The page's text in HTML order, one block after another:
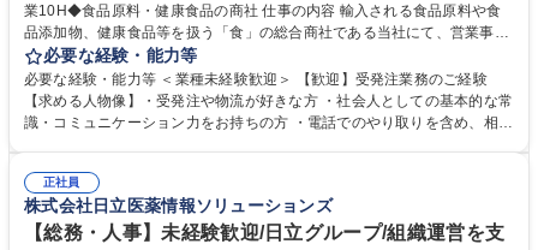
業10H◆食品原料・健康食品の商社 仕事の内容 輸入される食品原料や食
品添加物、健康食品等を扱う「食」の総合商社である当社にて、営業事務
として営業サポートや書類作成、データ入力、電話対応などの業務をお任
せします。 ・受注／出荷指示／売上管理／仕入管理／在庫管理／お客様や
倉庫と電話確認など、販売に関わる事務、営業サポートをお願いします。
・入社後は商品について覚えることから始め、先輩社員OJTと共に業務を
万～・残業10H◆食品原料・健康食品の商社
必要な経験・能力等
必要な経験・能力等 ＜業種未経験歓迎＞ 【歓迎】受発注業務のご経験
【求める人物像】・受発注や物流が好きな方 ・社会人としての基本的な常
識・コミュニケーション力をお持ちの方 ・電話でのやり取りを含め、相手
演算ができる方 ・業務ルールや指示を理解し、行動できる方 学歴・資格
学歴：大学院 大学 短大 語学力： 資格：
正社員
株式会社日立医薬情報ソリューションズ
【総務・人事】未経験歓迎/日立グループ/組織運営を支